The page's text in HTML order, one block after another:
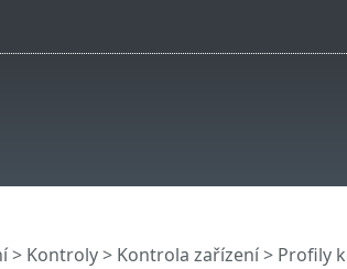
> Kontroly> Kontrola zařízení> Profily